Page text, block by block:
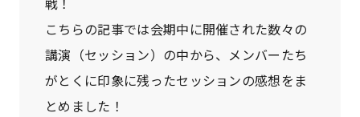
こちらの記事では会期中に開催された数々の
講演（セッション）の中から、メンバーたち
がとくに印象に残ったセッションの感想をま
とめました！